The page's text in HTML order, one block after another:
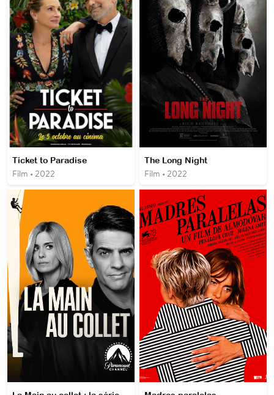
Ticket to Paradise
Film • 2022
The Long Night
Film • 2022